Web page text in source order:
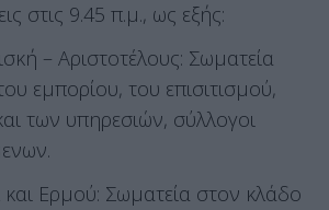
στις 9.45 π.μ., ως εξής:
– Αριστοτέλους: Σωματεία
εμπορίου, του επισιτισμού,
των υπηρεσιών, σύλλογοι
Ερμού: Σωματεία στον κλάδο